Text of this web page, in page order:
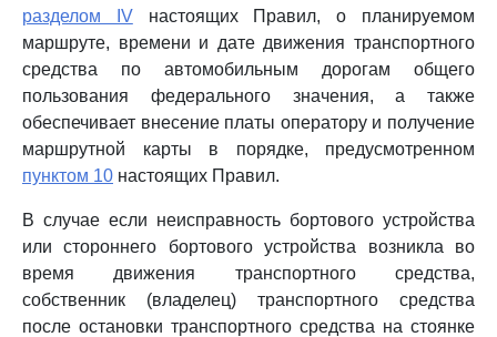
разделом IVнастоящих Правил, о планируемом
маршруте, времени и дате движения транспортного
средства по автомобильным дорогам общего
пользования федерального значения, а также
обеспечивает внесение платы оператору и получение
маршрутной карты в порядке, предусмотренном
пунктом 10 настоящих Правил.
В случае если неисправность бортового устройства
или стороннего бортового устройства возникла во
время движения транспортного средства,
собственник (владелец) транспортного средства
после остановки транспортного средства на стоянке